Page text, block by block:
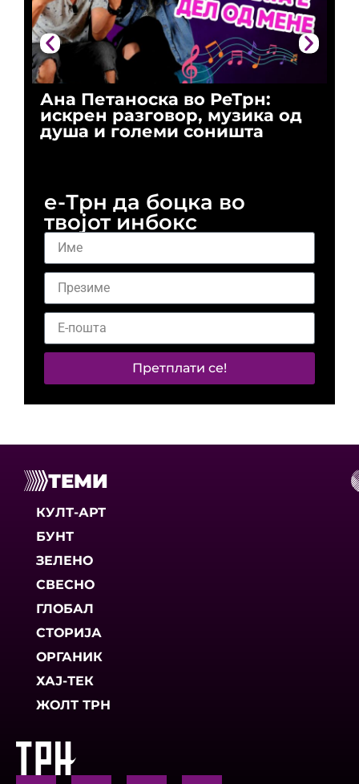
Ана Петаноска во РеТрн:
искрен разговор, музика од
душа и големи соништа
е-Трн да боцка во
твојот инбокс
Претплати се!
ТЕМИ
КУЛТ-АРТ
БУНТ
ЗЕЛЕНО
СВЕСНО
ГЛОБАЛ
СТОРИЈА
ОРГАНИК
ХАЈ-ТЕК
ЖОЛТ ТРН